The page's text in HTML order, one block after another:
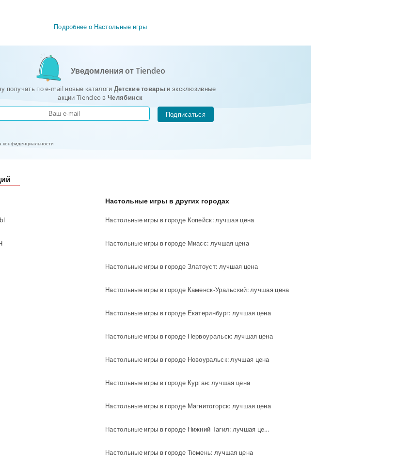
Подробнее о Настольные игры
Уведомления от Tiendeo
получать по e-mail новые каталоги Детские товары и эксклюзивные
акции Tiendeo вЧелябинск
Подписаться
конфиденциальности
Настольные игры в других городах
Настольные игры в городе Копейск: лучшая цена
Настольные игры в городе Миасс: лучшая цена
Настольные игры в городе Златоуст: лучшая цена
Настольные игры в городе Каменск-Уральский: лучшая цена
Настольные игры в городе Екатеринбург: лучшая цена
Настольные игры в городе Первоуральск: лучшая цена
Настольные игры в городе Новоуральск: лучшая цена
Настольные игры в городе Курган: лучшая цена
Настольные игры в городе Магнитогорск: лучшая цена
Настольные игры в городе Нижний Тагил: лучшая цена
Настольные игры в городе Тюмень: лучшая цена